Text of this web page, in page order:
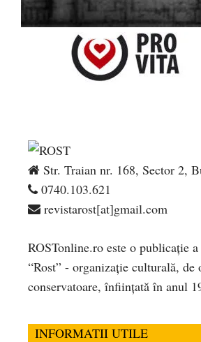
Str. Traian nr. 168, Sector 2,
0740.103.621
revistarost[at]gmail.com
ROSTonline.ro este o publicaţie
“Rost” - organizaţie culturală, de
conservatoare, înfiinţată în anul
INFORMATII UTILE